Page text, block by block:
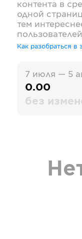
контента в
одной
тем
Как разобраться в
7 июля — 5
0.00
без